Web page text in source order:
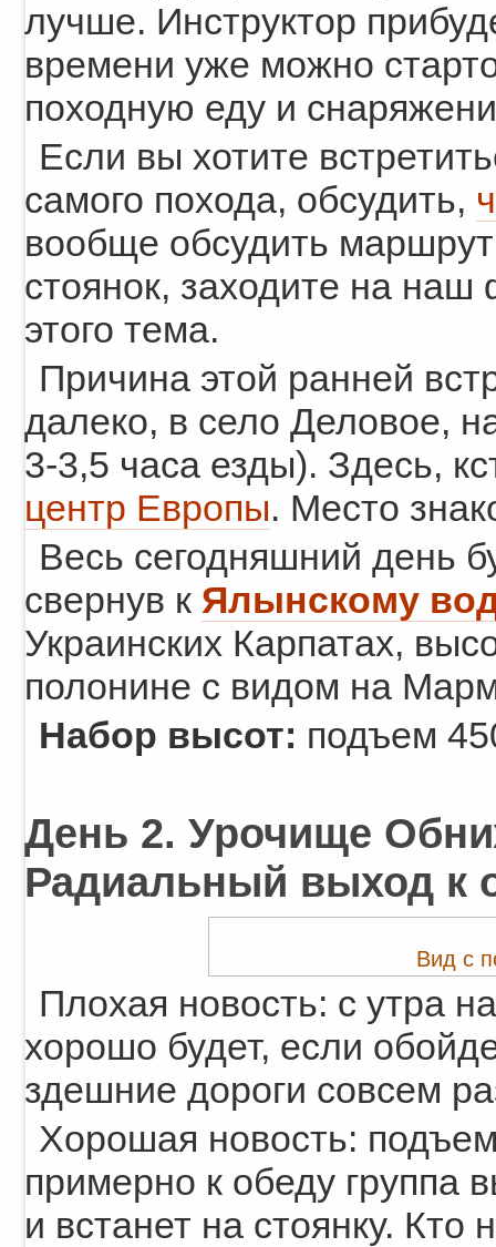
лучше. Инструктор
времени уже можно
походную еду и
Если вы хотите
самого похода, обсудить,
вообще обсудить
стоянок, заходите на
этого тема.
Причина этой ранней
далеко, в село Деловое,
3-3,5 часа езды). Здесь,
центр Европы. Место
Весь сегодняшний день
свернув к Ялынскому
Украинских Карпатах,
полонине с видом на
Набор высот: подъем
День 2. Урочище
Радиальный выход к
Вид с
Плохая новость: с утра
хорошо будет, если
здешние дороги совсем
Хорошая новость:
примерно к обеду группа
и встанет на стоянку. Кто